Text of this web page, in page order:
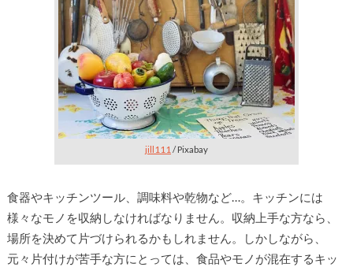
jill111 / Pixabay
食器やキッチンツール、調味料や乾物など…。キッチンには
様々なモノを収納しなければなりません。収納上手な方なら、
場所を決めて片づけられるかもしれません。しかしながら、
元々片付けが苦手な方にとっては、食品やモノが混在するキッ